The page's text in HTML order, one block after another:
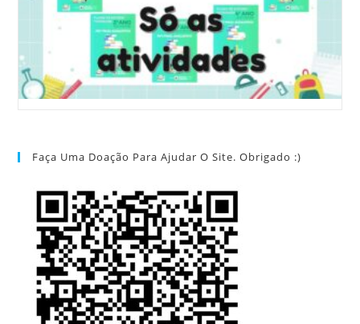
Faça Uma Doação Para Ajudar O Site. Obrigado :)